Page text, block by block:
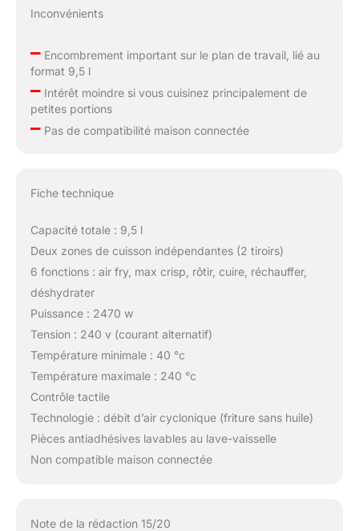
Inconvénients
–Encombrement important sur le plan de travail, lié au
format 9,5 l
–Intérêt moindre si vous cuisinez principalement de
petites portions
–Pas de compatibilité maison connectée
Fiche technique
Capacité totale : 9,5 l
Deux zones de cuisson indépendantes (2 tiroirs)
6 fonctions : air fry, max crisp, rôtir, cuire, réchauffer,
déshydrater
Puissance : 2470 w
Tension : 240 v (courant alternatif)
Température minimale : 40 °c
Température maximale : 240 °c
Contrôle tactile
Technologie : débit d’air cyclonique (friture sans huile)
Pièces antiadhésives lavables au lave-vaisselle
Non compatible maison connectée
Note de la rédaction 15/20